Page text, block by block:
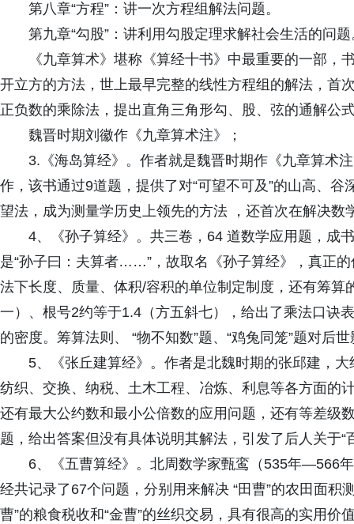
第八章“方程”：讲一次方程组解法问题。
第九章“勾股”：讲利用勾股定理求解社会生活的问题
《九章算术》堪称《算经十书》中最重要的一部
开立方的方法，世上最早完整的线性方程组的解法，首
正负数的乘除法，提出直角三角形勾、股、弦的通解公
魏晋时期刘徽作《九章算术注》；
3.《海岛算经》。作者就是魏晋时期作《九章算术
作，该书通过9道题，提供了对“可望不可及”的山高、
望法，成为测量学历史上领先的方法 ，还首次在解决数
4、《孙子算经》。共三卷，64 道数学应用题，成
是“孙子曰：夫算者……”，故取名《孙子算经》，真正
法下长度、质量、体积/容积的单位制定制度，还有筹
一）、根号2约等于1.4（方五斜七），给出了乘法口诀
的密度。筹算法则、 “物不知数”题、“鸡兔同笼”题对后
5、《张丘建算经》。作者是北魏时期的张邱建，
纺织、交换、纳税、土木工程、冶炼、利息等各方面的
还有最大公约数和最小公倍数的应用问题，还有等差
题，给出答案但没有具体说明其解法，引发了后人关于“
6、《五曹算经》。北周数学家甄鸾（535年—566
经共记录了67个问题，分别用来解决 “田曹”的农田面积
曹”的粮食税收和“金曹”的丝织交易，具有很高的实用价